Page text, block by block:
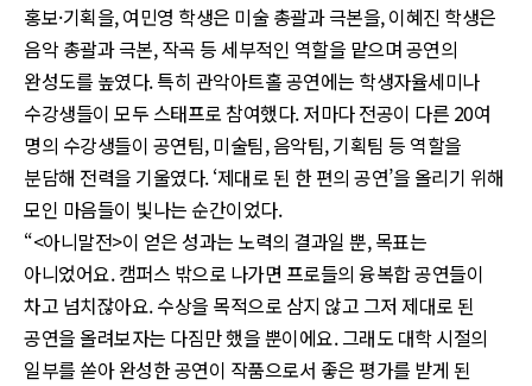
홍보·기획을, 여민영 학생은 미술 총괄과 극본을, 이혜진 학생은
음악 총괄과 극본, 작곡 등 세부적인 역할을 맡으며 공연의
완성도를 높였다. 특히 관악아트홀 공연에는 학생자율세미나
수강생들이 모두 스태프로 참여했다. 저마다 전공이 다른 20여
명의 수강생들이 공연팀, 미술팀, 음악팀, 기획팀 등 역할을
분담해 전력을 기울였다. ‘제대로 된 한 편의 공연’을 올리기 위해
모인 마음들이 빛나는 순간이었다.
“<아니말전>이 얻은 성과는 노력의 결과일 뿐, 목표는
아니었어요. 캠퍼스 밖으로 나가면 프로들의 융복합 공연들이
차고 넘치잖아요. 수상을 목적으로 삼지 않고 그저 제대로 된
공연을 올려보자는 다짐만 했을 뿐이에요. 그래도 대학 시절의
일부를 쏟아 완성한 공연이 작품으로서 좋은 평가를 받게 된